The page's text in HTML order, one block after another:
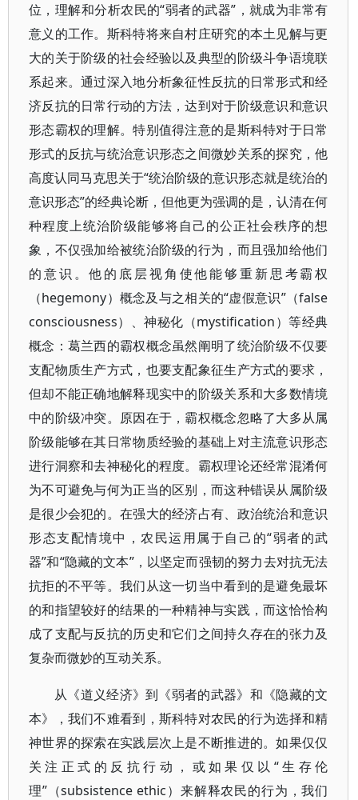
位，理解和分析农民的“弱者的武器”，就成为非常有
意义的工作。斯科特将来自村庄研究的本土见解与更
大的关于阶级的社会经验以及典型的阶级斗争语境联
系起来。通过深入地分析象征性反抗的日常形式和经
济反抗的日常行动的方法，达到对于阶级意识和意识
形态霸权的理解。特别值得注意的是斯科特对于日常
形式的反抗与统治意识形态之间微妙关系的探究，他
高度认同马克思关于“统治阶级的意识形态就是统治的
意识形态”的经典论断，但他更为强调的是，认清在何
种程度上统治阶级能够将自己的公正社会秩序的想
象，不仅强加给被统治阶级的行为，而且强加给他们
的意识。他的底层视角使他能够重新思考霸权
（hegemony）概念及与之相关的“虚假意识”（false
consciousness）、神秘化（mystification）等经典
概念：葛兰西的霸权概念虽然阐明了统治阶级不仅要
支配物质生产方式，也要支配象征生产方式的要求，
但却不能正确地解释现实中的阶级关系和大多数情境
中的阶级冲突。原因在于，霸权概念忽略了大多从属
阶级能够在其日常物质经验的基础上对主流意识形态
进行洞察和去神秘化的程度。霸权理论还经常混淆何
为不可避免与何为正当的区别，而这种错误从属阶级
是很少会犯的。在强大的经济占有、政治统治和意识
形态支配情境中，农民运用属于自己的“弱者的武
器”和“隐藏的文本”，以坚定而强韧的努力去对抗无法
抗拒的不平等。我们从这一切当中看到的是避免最坏
的和指望较好的结果的一种精神与实践，而这恰恰构
成了支配与反抗的历史和它们之间持久存在的张力及
复杂而微妙的互动关系。
从《道义经济》到《弱者的武器》和《隐藏的文
本》，我们不难看到，斯科特对农民的行为选择和精
神世界的探索在实践层次上是不断推进的。如果仅仅
关注正式的反抗行动，或如果仅以“生存伦
理”（subsistence ethic）来解释农民的行为，我们